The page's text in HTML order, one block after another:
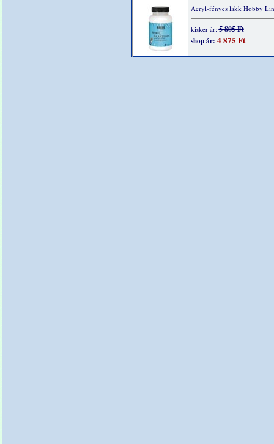
Acryl-fényes lakk Hobby
kisker ár:5 805 Ft
shop ár: 4 875 Ft